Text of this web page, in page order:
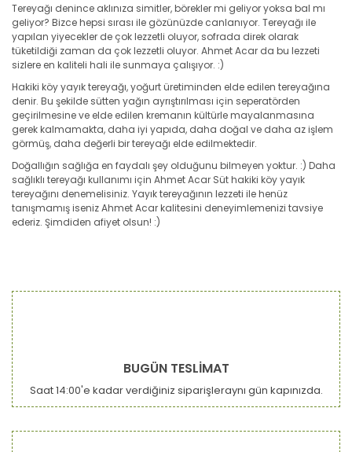
Tereyağı denince aklınıza simitler, börekler mi geliyor yoksa bal mı
geliyor? Bizce hepsi sırası ile gözünüzde canlanıyor. Tereyağı ile
yapılan yiyecekler de çok lezzetli oluyor, sofrada direk olarak
tüketildiği zaman da çok lezzetli oluyor. Ahmet Acar da bu lezzeti
sizlere en kaliteli hali ile sunmaya çalışıyor. :)
Hakiki köy yayık tereyağı, yoğurt üretiminden elde edilen tereyağına
denir. Bu şekilde sütten yağın ayrıştırılması için seperatörden
geçirilmesine ve elde edilen kremanın kültürle mayalanmasına
gerek kalmamakta, daha iyi yapıda, daha doğal ve daha az işlem
görmüş, daha değerli bir tereyağı elde edilmektedir.
Doğallığın sağlığa en faydalı şey olduğunu bilmeyen yoktur. :) Daha
sağlıklı tereyağı kullanımı için Ahmet Acar Süt hakiki köy yayık
tereyağını denemelisiniz. Yayık tereyağının lezzeti ile henüz
tanışmamış iseniz Ahmet Acar kalitesini deneyimlemenizi tavsiye
ederiz. Şimdiden afiyet olsun! :)
Bu ürüne ilk yorumu siz yapın!
Ürün açıklamasında eksik bilgiler bulunuyor.
Ürün bilgilerinde hatalar bulunuyor.
BUGÜN TESLİMAT
Saat 14:00'e kadar verdiğiniz siparişleraynı gün kapınızda.